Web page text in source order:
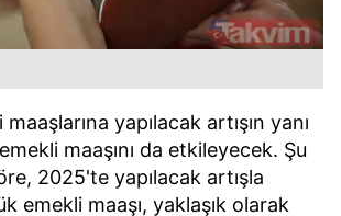
yapılacak artışın yanı
maaşını da etkileyecek. Şu
2025'te yapılacak artışla
emekli maaşı, yaklaşık olarak